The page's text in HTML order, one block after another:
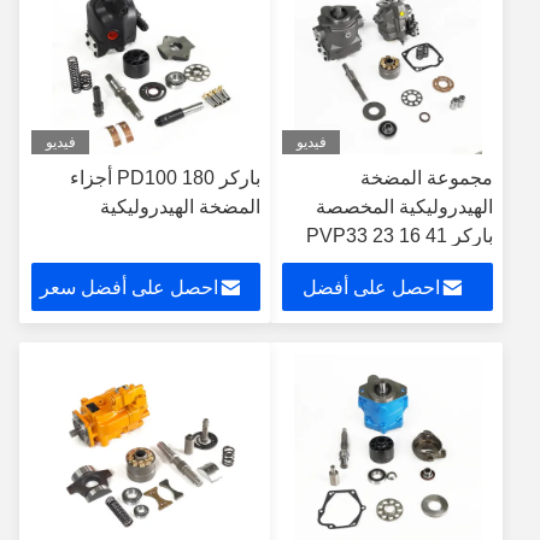
فيديو
مجموعة المضخة
الهيدروليكية المخصصة
باركر PVP33 23 16 41
48 60 76 140 100 مضخة
المكبس الهيدروليكية
المورد الصيني
احصل على أفضل
فيديو
باركر PD100 180 أجزاء
المضخة الهيدروليكية
احصل على أفضل سعر